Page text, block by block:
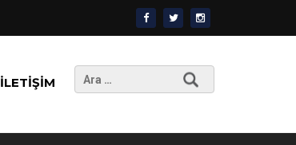
İLETIŞIM
Arama: